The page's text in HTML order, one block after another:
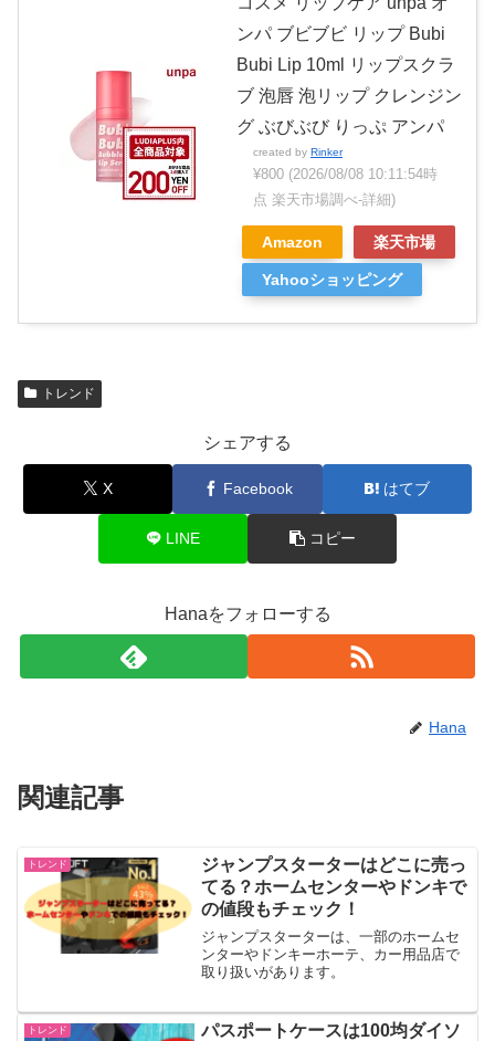
ンパ ブビブビ リップ Bubi
Bubi Lip 10ml リップスクラ
ブ 泡唇 泡リップ クレンジン
グ ぶびぶび りっぷ アンパ
created by Rinker
¥800 (2026/08/08 10:11:54時
点 楽天市場調べ-詳細)
Amazon 楽天市場
Yahooショッピング
トレンド
シェアする
X Facebook はてブ
LINE コピー
Hanaをフォローする
Hana
関連記事
トレンド
ジャンプスターターはどこに売っ
てる？ホームセンターやドンキで
の値段もチェック！
ジャンプスターターは、一部のホームセ
ンターやドンキーホーテ、カー用品店で
取り扱いがあります。
トレンド
パスポートケースは100均ダイソ